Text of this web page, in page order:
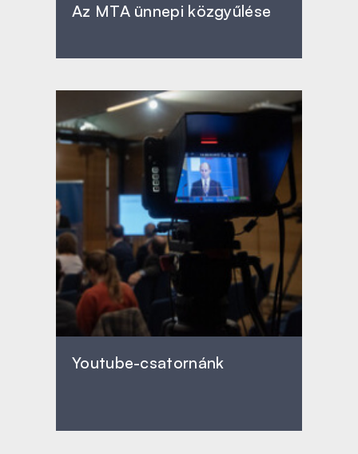
Az MTA ünnepi közgyűlése
Youtube-csatornánk